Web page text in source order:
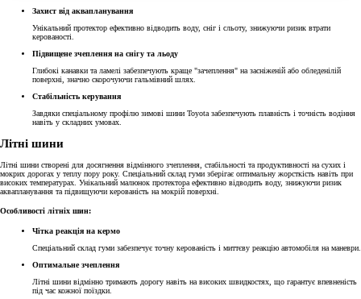
Захист від аквапланування
Унікальний протектор ефективно відводить воду, сніг і сльоту, знижуючи ризик втрати
керованості.
Підвищене зчеплення на снігу та льоду
Глибокі канавки та ламелі забезпечують краще "зачеплення" на засніженій або обледенілій
поверхні, значно скорочуючи гальмівний шлях.
Стабільність керування
Завдяки спеціальному профілю зимові шини Toyota забезпечують плавність і точність водіння
навіть у складних умовах.
Літні шини
Літні шини створені для досягнення відмінного зчеплення, стабільності та продуктивності на сухих і
мокрих дорогах у теплу пору року. Спеціальний склад гуми зберігає оптимальну жорсткість навіть при
високих температурах. Унікальний малюнок протектора ефективно відводить воду, знижуючи ризик
аквапланування та підвищуючи керованість на мокрій поверхні.
Особливості літніх шин:
Чітка реакція на кермо
Спеціальний склад гуми забезпечує точну керованість і миттєву реакцію автомобіля на маневри.
Оптимальне зчеплення
Літні шини відмінно тримають дорогу навіть на високих швидкостях, що гарантує впевненість
під час кожної поїздки.